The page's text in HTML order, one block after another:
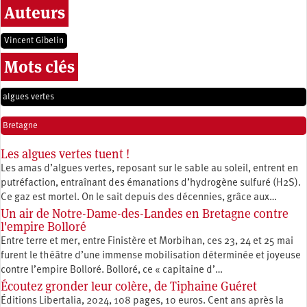
Auteurs
Vincent Gibelin
Mots clés
algues vertes
Bretagne
Les algues vertes tuent !
Les amas d’algues vertes, reposant sur le sable au soleil, entrent en
putréfaction, entraînant des émanations d’hydrogène sulfuré (H2S).
Ce gaz est mortel. On le sait depuis des décennies, grâce aux…
Un air de Notre-Dame-des-Landes en Bretagne contre
l'empire Bolloré
Entre terre et mer, entre Finistère et Morbihan, ces 23, 24 et 25 mai
furent le théâtre d’une immense mobilisation déterminée et joyeuse
contre l’empire Bolloré. Bolloré, ce « capitaine d’…
Écoutez gronder leur colère, de Tiphaine Guéret
Éditions Libertalia, 2024, 108 pages, 10 euros. Cent ans après la